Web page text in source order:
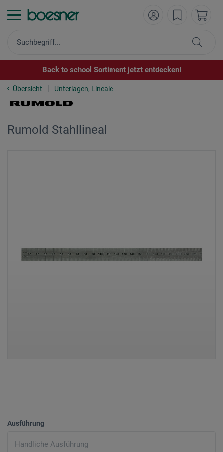
Back to school Sortiment jetzt entdecken!
Übersicht Unterlagen, Lineale
Rumold Stahllineal
Ausführung